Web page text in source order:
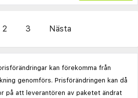
2 3 Nästa
kan förekomma från
genomförs. Prisförändringen kan då
på att leverantören av paketet ändrat